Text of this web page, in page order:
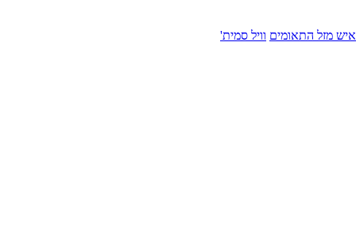
איש מזל התאומים וויל סמית'